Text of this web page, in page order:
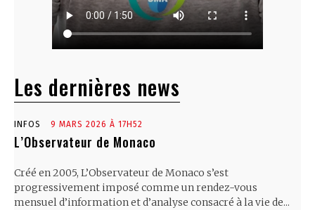
Les dernières news
INFOS 9 MARS 2026 À 17H52
L’Observateur de Monaco
Créé en 2005, L’Observateur de Monaco s’est
progressivement imposé comme un rendez-vous
mensuel d’information et d’analyse consacré à la vie de...